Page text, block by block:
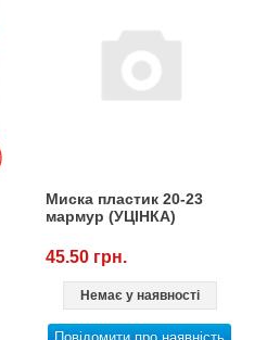
Миска пластик 20-23
мармур (УЦІНКА)
45.50 грн.
Немає у наявності